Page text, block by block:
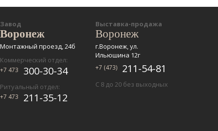
Завод
Воронеж
Монтажный проезд, 24б
Коммерческий отдел:
+7 473 300-30-34
Ритуальный отдел:
+7 473 211-35-12
Выставка-продажа
Воронеж
г.Воронеж, ул.
Ильюшина 12г
+7 (473) 211-54-81
С 8 до 20 без выходных